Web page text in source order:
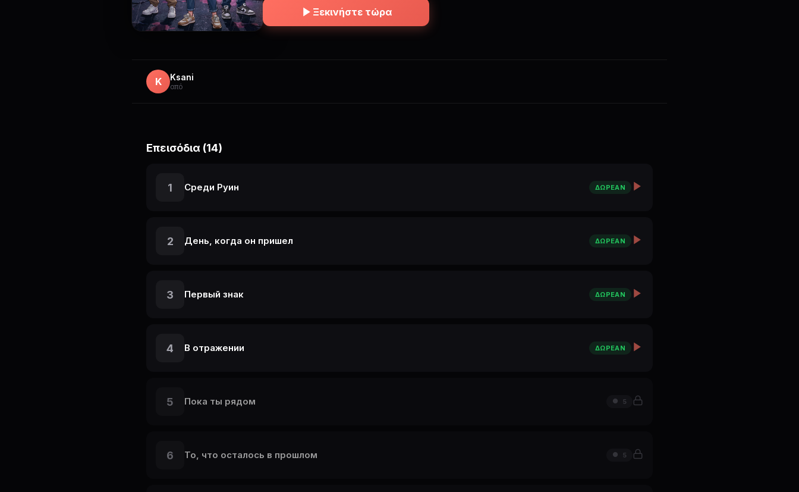
самое главное, что она остро ощущает их страх, они боятся кого-то.
Долгое время Мира молчит и не рассказывает своим друзья. Вдруг
Ξεκινήστε τώρα
K Ksani
από
Επεισόδια (14)
1 Среди Руин ΔΩΡΕΆΝ
2 День, когда он пришел ΔΩΡΕΆΝ
3 Первый знак ΔΩΡΕΆΝ
4 В отражении ΔΩΡΕΆΝ
5 Пока ты рядом 5
6 То, что осталось в прошлом 5